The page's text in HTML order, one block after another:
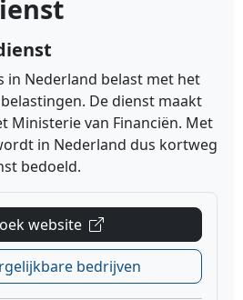
in Nederland belast met het
De dienst maakt
Ministerie van Financiën. Met
in Nederland dus kortweg
bedoeld.
website
bedrijven